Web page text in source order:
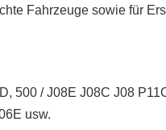
Fahrzeuge sowie für
500 / J08E J08C J08
usw.